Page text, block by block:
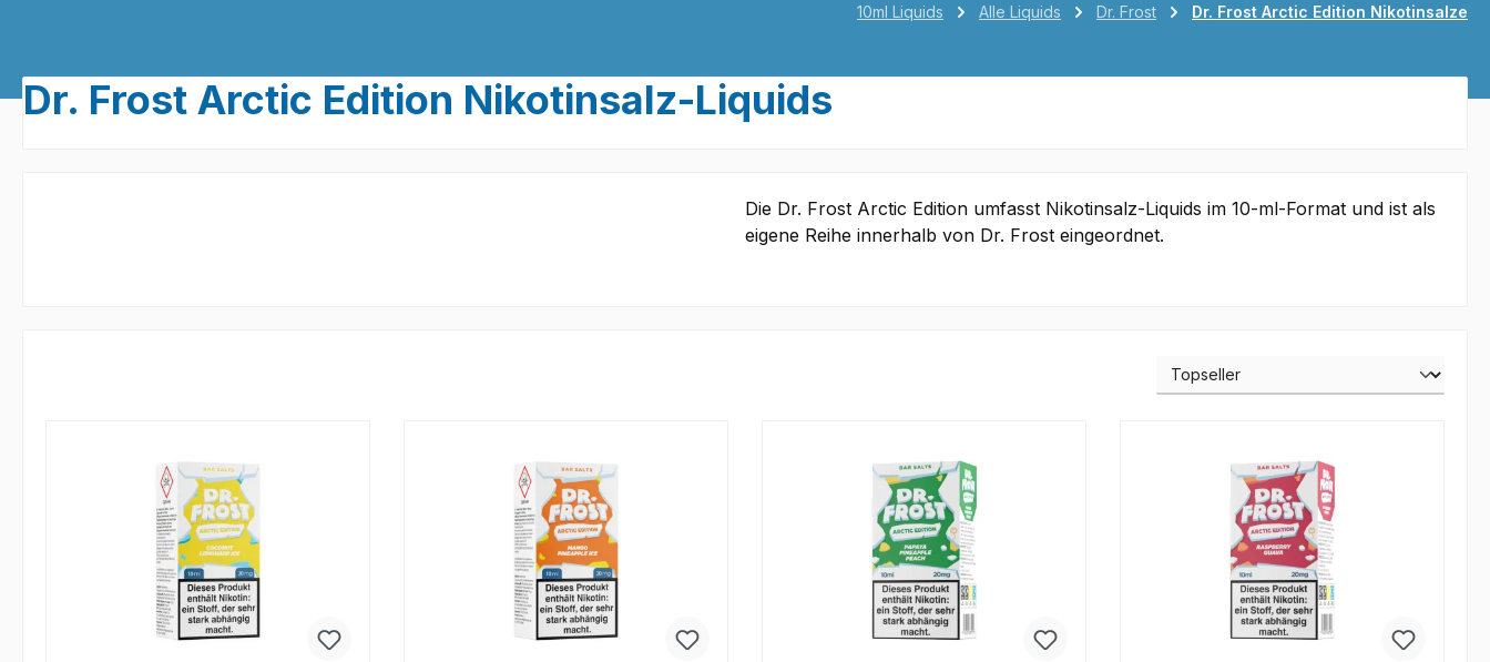
10ml Liquids Alle Liquids Dr. Frost Dr. Frost Arctic Edition Nikotinsalze
Dr. Frost Arctic Edition Nikotinsalz-Liquids
Die Dr. Frost Arctic Edition umfasst Nikotinsalz-Liquids im 10-ml-Format und ist als
eigene Reihe innerhalb von Dr. Frost eingeordnet.